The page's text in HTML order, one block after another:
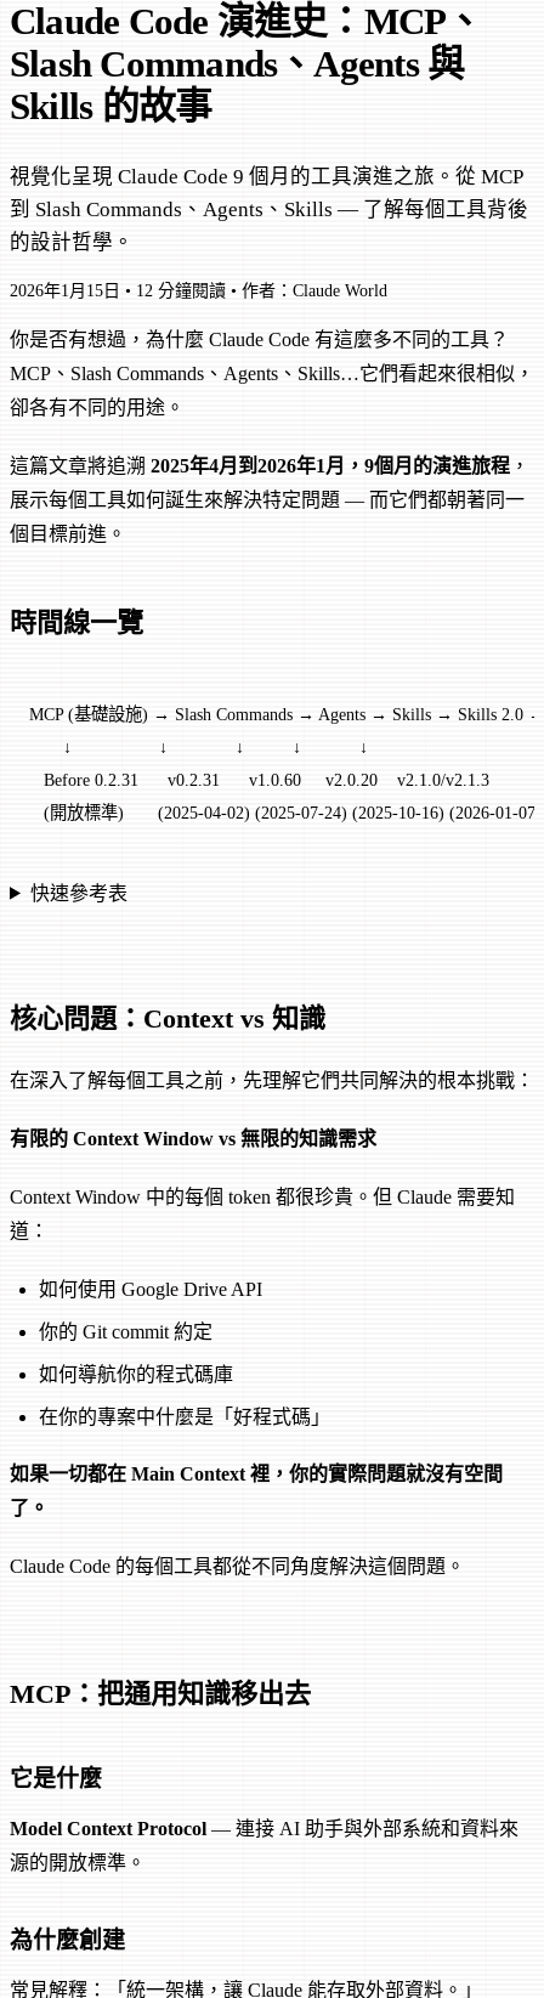
Claude Code 演進史：MCP、
Slash Commands、Agents 與
Skills 的故事
視覺化呈現 Claude Code 9 個月的工具演進之旅。從 MCP
到 Slash Commands、Agents、Skills — 了解每個工具背後
的設計哲學。
2026年1月15日 • 12 分鐘閱讀 • 作者：Claude World
你是否有想過，為什麼 Claude Code 有這麼多不同的工具？
MCP、Slash Commands、Agents、Skills…它們看起來很相似，
卻各有不同的用途。
這篇文章將追溯 2025年4月到2026年1月，9個月的演進旅程 ，
展示每個工具如何誕生來解決特定問題 — 而它們都朝著同一
個目標前進。
時間線一覽
MCP (基礎設施) → Slash Commands → Agents → Skills → Skills 2.0
       ↓                  ↓              ↓          ↓            ↓
   Before 0.2.31      v0.2.31      v1.0.60     v2.0.20    v2.1.0/v2.1.3
(開放標準)       (2025-04-02) (2025-07-24) (2025-10-16) (2026-01-
快速參考表
核心問題：Context vs 知識
在深入了解每個工具之前，先理解它們共同解決的根本挑戰：
有限的 Context Window vs 無限的知識需求
Context Window 中的每個 token 都很珍貴。但 Claude 需要知
道：
如何使用 Google Drive API
你的 Git commit 約定
如何導航你的程式碼庫
在你的專案中什麼是「好程式碼」
如果一切都在 Main Context 裡，你的實際問題就沒有空間
了。
Claude Code 的每個工具都從不同角度解決這個問題。
MCP：把通用知識移出去
它是什麼
Model Context Protocol— 連接 AI 助手與外部系統和資料來
源的開放標準。
為什麼創建
常見解釋：「統一架構，讓 Claude 能存取外部資料。」